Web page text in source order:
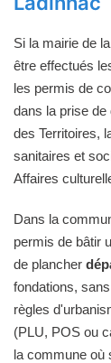
Si la mairie de
être effectués
les permis de
dans la prise
des Territoires,
sanitaires et
Affaires
Dans la
permis de bâtir
de plancher
fondations,
règles
(PLU, POS ou
la commune où